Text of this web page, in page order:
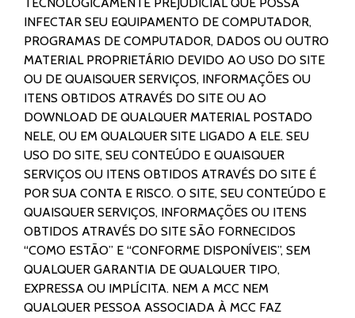
INFECTAR SEU EQUIPAMENTO DE COMPUTADOR,
PROGRAMAS DE COMPUTADOR, DADOS OU OUTRO
MATERIAL PROPRIETÁRIO DEVIDO AO USO DO SITE
OU DE QUAISQUER SERVIÇOS, INFORMAÇÕES OU
ITENS OBTIDOS ATRAVÉS DO SITE OU AO
DOWNLOAD DE QUALQUER MATERIAL POSTADO
NELE, OU EM QUALQUER SITE LIGADO A ELE. SEU
USO DO SITE, SEU CONTEÚDO E QUAISQUER
SERVIÇOS OU ITENS OBTIDOS ATRAVÉS DO SITE É
POR SUA CONTA E RISCO. O SITE, SEU CONTEÚDO E
QUAISQUER SERVIÇOS, INFORMAÇÕES OU ITENS
OBTIDOS ATRAVÉS DO SITE SÃO FORNECIDOS
“COMO ESTÃO” E “CONFORME DISPONÍVEIS”, SEM
QUALQUER GARANTIA DE QUALQUER TIPO,
EXPRESSA OU IMPLÍCITA. NEM A MCC NEM
QUALQUER PESSOA ASSOCIADA À MCC FAZ